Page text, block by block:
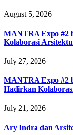
August 5, 2026
MANTRA Expo #2
Kolaborasi
July 27, 2026
MANTRA Expo #2
Hadirkan
July 21, 2026
Ary Indra dan